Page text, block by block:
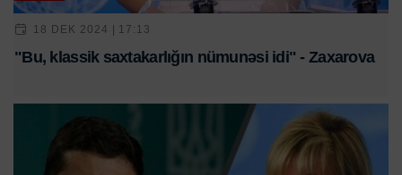
18 DEK 2024 | 17:13
"Bu, klassik saxtakarlığın nümunəsi idi" - Zaxarova